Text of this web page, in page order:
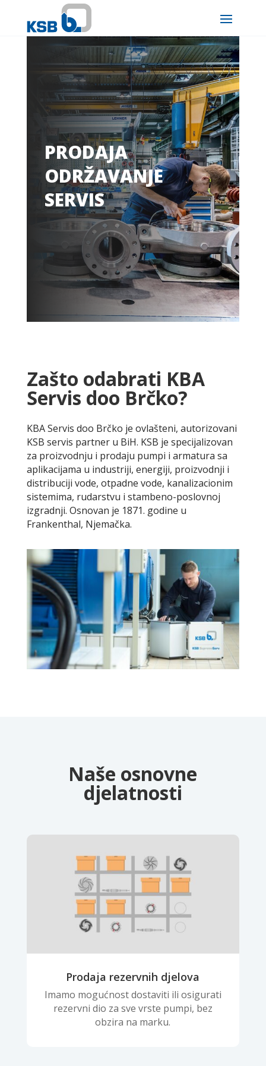
PRODAJA
ODRŽAVANJE
SERVIS
Zašto odabrati KBA
Servis doo Brčko?
KBA Servis doo Brčko je ovlašteni, autorizovani
KSB servis partner u BiH. KSB je specijalizovan
za proizvodnju i prodaju pumpi i armatura sa
aplikacijama u industriji, energiji, proizvodnji i
distribuciji vode, otpadne vode, kanalizacionim
sistemima, rudarstvu i stambeno-poslovnoj
izgradnji. Osnovan je 1871. godine u
Frankenthal, Njemačka.
Naše osnovne
djelatnosti
Prodaja rezervnih djelova
Imamo mogućnost dostaviti ili osigurati
rezervni dio za sve vrste pumpi, bez
obzira na marku.